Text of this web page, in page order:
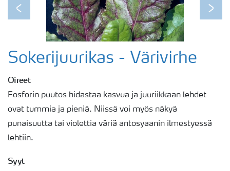
Previous Next
Sokerijuurikas - Värivirhe
Oireet
Fosforin puutos hidastaa kasvua ja juuriikkaan lehdet
ovat tummia ja pieniä. Niissä voi myös näkyä
punaisuutta tai violettia väriä antosyaanin ilmestyessä
lehtiin.
Syyt